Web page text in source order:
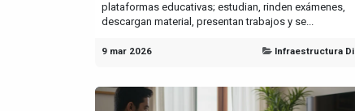
plataformas educativas; estudian, rinden exámenes,
descargan material, presentan trabajos y se...
9 mar 2026 Infraestructura